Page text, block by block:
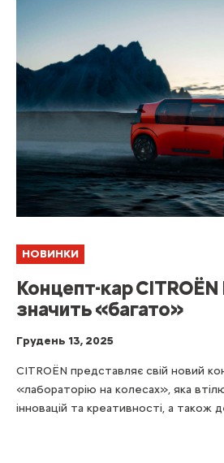
НОВИНКИ
Концепт-кар
значить «багато»
Грудень 13, 2025
CITROЁN представляє свій новий
«лабораторію на колесах», яка
інновацій та креативності, а також